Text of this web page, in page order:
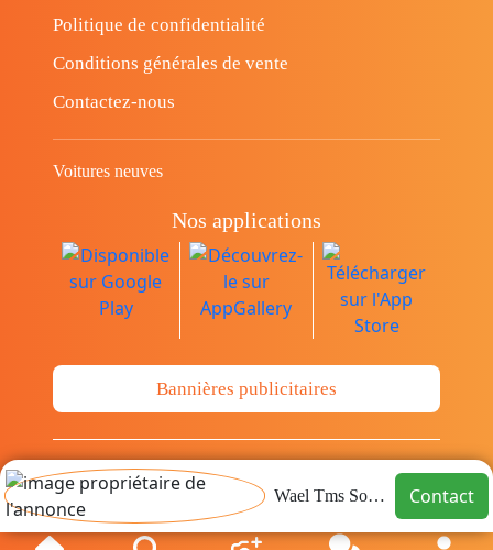
Wael Tms Sousse Contact
Politique de confidentialité
Conditions générales de vente
Contactez-nous
Voitures neuves
Nos applications
Bannières publicitaires
© Copyright 2014-2026 Cava.tn Limited Tous
les droits sont réservés.